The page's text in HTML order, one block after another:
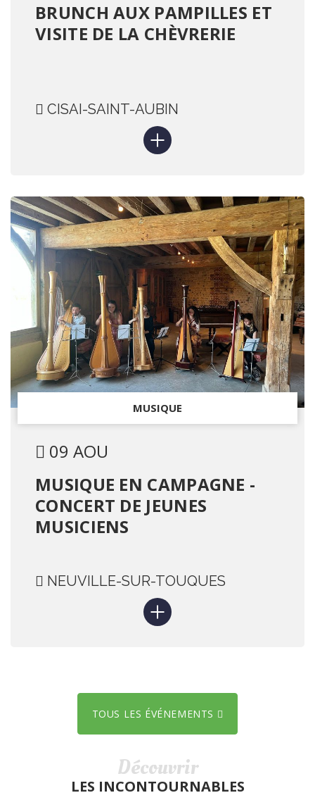
BRUNCH AUX PAMPILLES ET
VISITE DE LA CHÈVRERIE
CISAI-SAINT-AUBIN
MUSIQUE
09 AOU
MUSIQUE EN CAMPAGNE -
CONCERT DE JEUNES
MUSICIENS
NEUVILLE-SUR-TOUQUES
TOUS LES ÉVÉNEMENTS
Découvrir
LES INCONTOURNABLES